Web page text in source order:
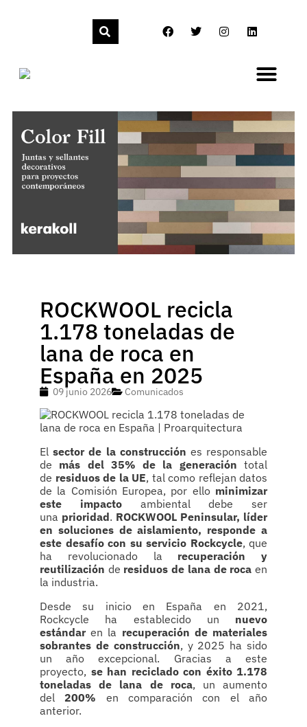
ROCKWOOL recicla
1.178 toneladas de
lana de roca en
España en 2025
09 junio 2026 Comunicados
Elsector de la construcción es responsable
de más del 35% de la generación total
de residuos de la UE, tal como reflejan datos
de la Comisión Europea, por ello minimizar
este impactoambiental debe ser
una prioridad. ROCKWOOL Peninsular, líder
en soluciones de aislamiento, responde a
este desafío con su servicio Rockcycle, que
ha revolucionado la recuperación y
reutilización de residuos de lana de roca en
la industria.
Desde su inicio en España en 2021,
Rockcycle ha establecido un nuevo
estándar en la recuperación de materiales
sobrantes de construcción, y 2025 ha sido
un año excepcional. Gracias a este
proyecto, se han reciclado con éxito 1.178
toneladas de lana de roca, un aumento
del200% en comparación con el año
anterior.